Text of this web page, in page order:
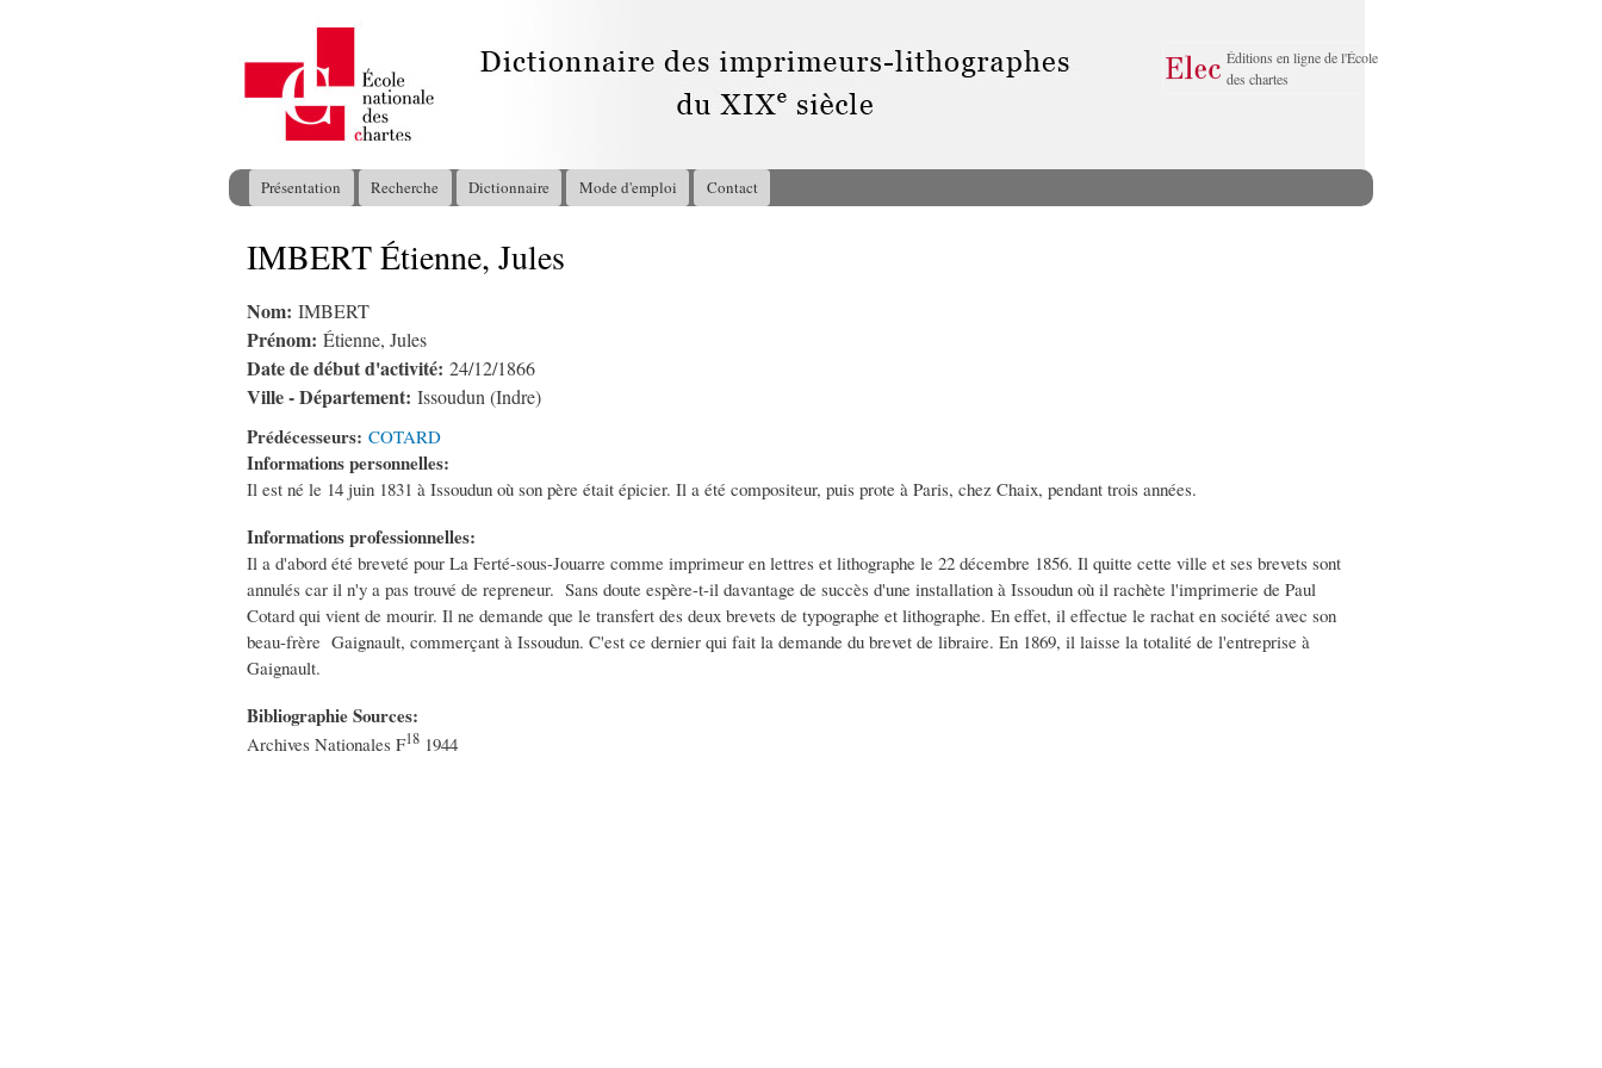
principal
Éditions en ligne de l'École
des chartes
Menu principal
Présentation Recherche Dictionnaire Mode d'emploi Contact
Vous êtes ici
IMBERT Étienne, Jules
Nom: IMBERT
Prénom: Étienne, Jules
Date de début d'activité: 24/12/1866
Ville - Département: Issoudun (Indre)
Prédécesseurs: COTARD
Informations personnelles:
Il est né le 14 juin 1831 à Issoudun où son père était épicier. Il a été compositeur, puis prote à Paris, chez Chaix, pendant trois années.
Informations professionnelles:
Il a d'abord été breveté pour La Ferté-sous-Jouarre comme imprimeur en lettres et lithographe le 22 décembre 1856. Il quitte cette ville et ses brevets sont
annulés car il n'y a pas trouvé de repreneur. Sans doute espère-t-il davantage de succès d'une installation à Issoudun où il rachète l'imprimerie de Paul
Cotard qui vient de mourir. Il ne demande que le transfert des deux brevets de typographe et lithographe. En effet, il effectue le rachat en société avec son
beau-frère Gaignault, commerçant à Issoudun. C'est ce dernier qui fait la demande du brevet de libraire. En 1869, il laisse la totalité de l'entreprise à
Gaignault.
Bibliographie Sources:
Archives Nationales F18 1944